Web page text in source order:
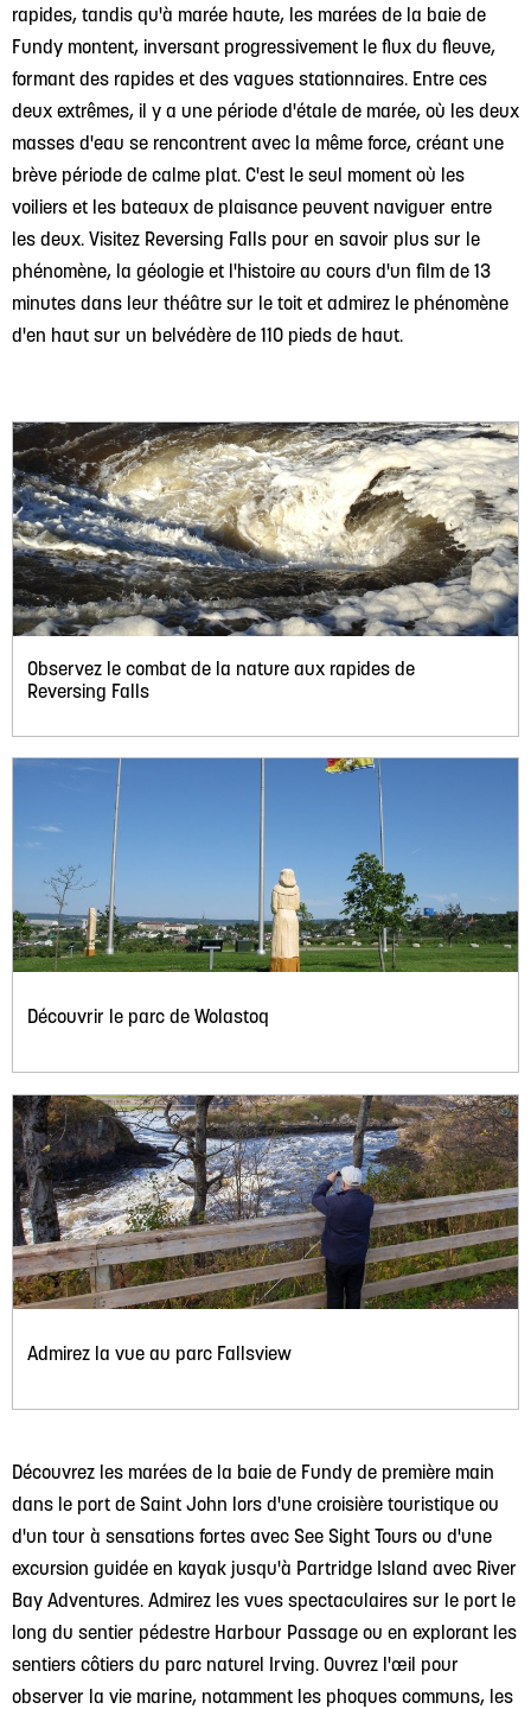
rapides, tandis qu'à marée haute, les marées de la baie de
Fundy montent, inversant progressivement le flux du fleuve,
formant des rapides et des vagues stationnaires. Entre ces
deux extrêmes, il y a une période d'étale de marée, où les deux
masses d'eau se rencontrent avec la même force, créant une
brève période de calme plat. C'est le seul moment où les
voiliers et les bateaux de plaisance peuvent naviguer entre
les deux. Visitez Reversing Falls pour en savoir plus sur le
phénomène, la géologie et l'histoire au cours d'un film de 13
minutes dans leur théâtre sur le toit et admirez le phénomène
d'en haut sur un belvédère de 110 pieds de haut.
Observez le combat de la nature aux rapides de
Reversing Falls
Découvrir le parc de Wolastoq
Admirez la vue au parc Fallsview
Découvrez les marées de la baie de Fundy de première main
dans le port de Saint John lors d'une croisière touristique ou
d'un tour à sensations fortes avec See Sight Tours ou d'une
excursion guidée en kayak jusqu'à Partridge Island avec River
Bay Adventures. Admirez les vues spectaculaires sur le port le
long du sentier pédestre Harbour Passage ou en explorant les
sentiers côtiers du parc naturel Irving. Ouvrez l'œil pour
observer la vie marine, notamment les phoques communs, les